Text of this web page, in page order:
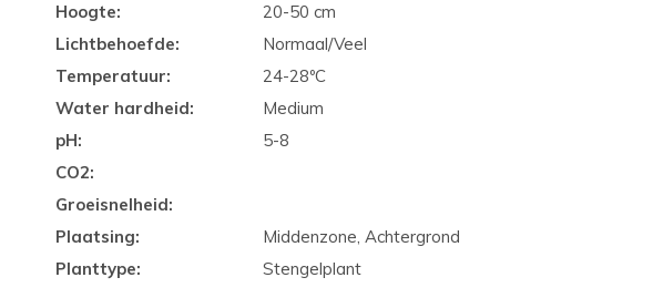
Hoogte:
20-50 cm
Lichtbehoefde:
Normaal/Veel
Temperatuur:
24-28ºC
Water hardheid:
Medium
pH:
5-8
CO2:
Groeisnelheid:
Plaatsing:
Middenzone, Achtergrond
Planttype:
Stengelplant